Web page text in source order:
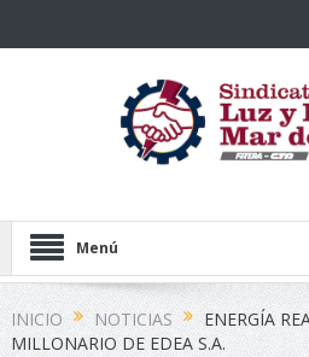
Menú
INICIO NOTICIAS
ENERGÍA
MILLONARIO DE EDEA S.A.